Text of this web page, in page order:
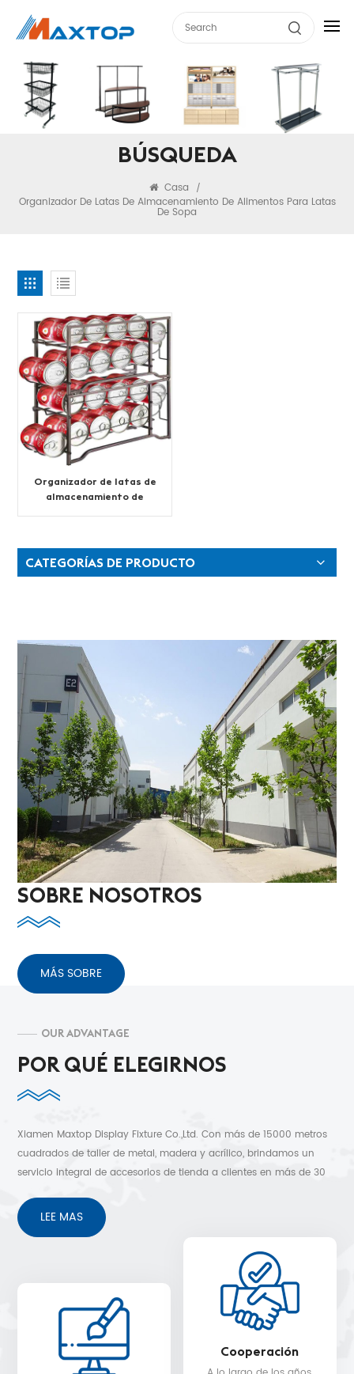
BÚSQUEDA
Casa /
Organizador De Latas De Almacenamiento De Alimentos Para Latas
De Sopa
Organizador de latas de
almacenamiento de
CATEGORÍAS DE PRODUCTO
SOBRE NOSOTROS
MÁS SOBRE
OUR ADVANTAGE
POR QUÉ ELEGIRNOS
Xiamen Maxtop Display Fixture Co.,Ltd. Con más de 15000 metros
cuadrados de taller de metal, madera y acrílico, brindamos un
servicio integral de accesorios de tienda a clientes en más de 30
después de los servicios de venta.
LEE MAS
Cooperación